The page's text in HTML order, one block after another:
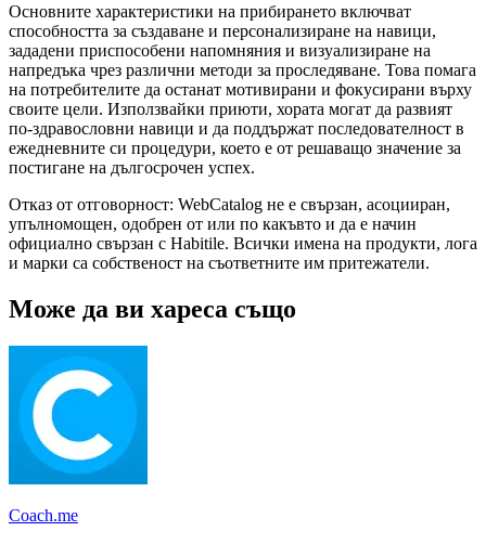
Основните характеристики на прибирането включват
способността за създаване и персонализиране на навици,
зададени приспособени напомняния и визуализиране на
напредъка чрез различни методи за проследяване. Това помага
на потребителите да останат мотивирани и фокусирани върху
своите цели. Използвайки приюти, хората могат да развият
по-здравословни навици и да поддържат последователност в
ежедневните си процедури, което е от решаващо значение за
постигане на дългосрочен успех.
Отказ от отговорност: WebCatalog не е свързан, асоцииран,
упълномощен, одобрен от или по какъвто и да е начин
официално свързан с Habitile. Всички имена на продукти, лога
и марки са собственост на съответните им притежатели.
Може да ви хареса също
Coach.me